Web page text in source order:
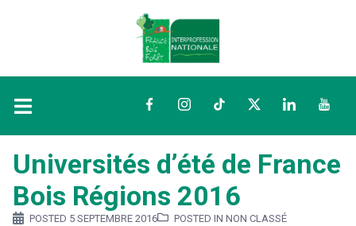
FacebookInstagramTikTokTwitterLinkedIn
Universités d’été de France
Bois Régions 2016
POSTED 5 SEPTEMBRE 2016 POSTED IN NON CLASSÉ